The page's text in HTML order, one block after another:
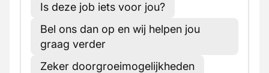
Is deze job iets voor jou?
Bel ons dan op en wij helpen jou
graag verder
Zeker doorgroeimogelijkheden